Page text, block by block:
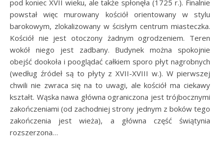
pod koniec XVII wieku, ale także spłonęła (1725 r.). Finalnie
powstał więc murowany kościół orientowany w stylu
barokowym, zlokalizowany w ścisłym centrum miasteczka.
Kościół nie jest otoczony żadnym ogrodzeniem. Teren
wokół niego jest zadbany. Budynek można spokojnie
obejść dookoła i pooglądać całkiem sporo płyt nagrobnych
(według źródeł są to płyty z XVII-XVIII w.). W pierwszej
chwili nie zwraca się na to uwagi, ale kościół ma ciekawy
kształt. Wąska nawa główna ograniczona jest trójbocznymi
zakończeniami (od zachodniej strony jednym z boków tego
zakończenia jest wieża), a główna część świątynia
rozszerzona…